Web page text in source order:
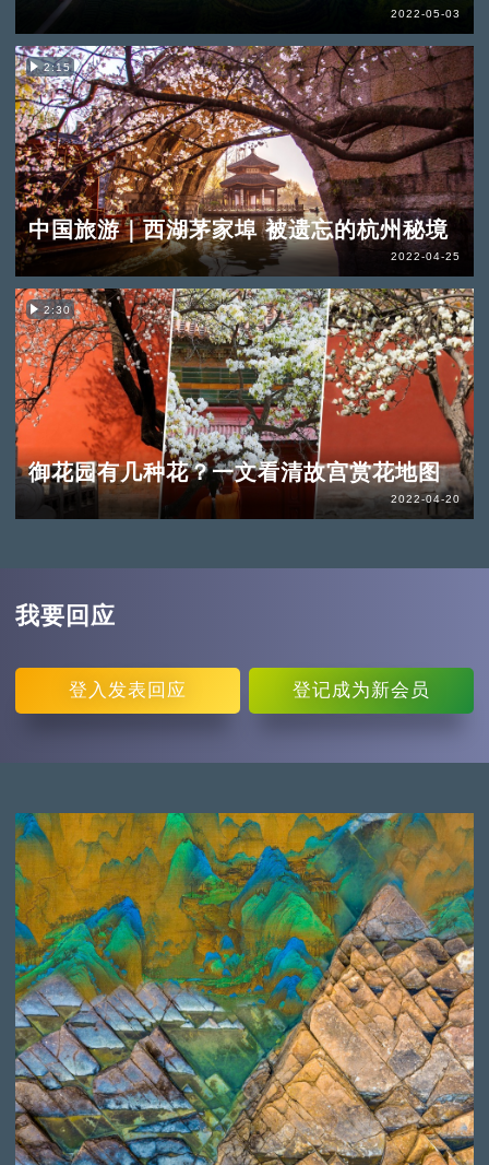
2022-05-03
2:15
中国旅游｜西湖茅家埠 被遗忘的杭州秘境
2022-04-25
2:30
御花园有几种花？一文看清故宫赏花地图
2022-04-20
我要回应
登入 发表回应 登记成为新会员